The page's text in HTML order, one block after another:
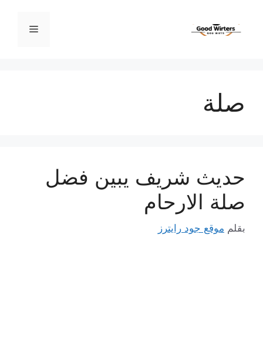
المحتوى
القائمة
صلة
حديث شريف يبين فضل
صلة الارحام
بقلم موقع جود رايترز